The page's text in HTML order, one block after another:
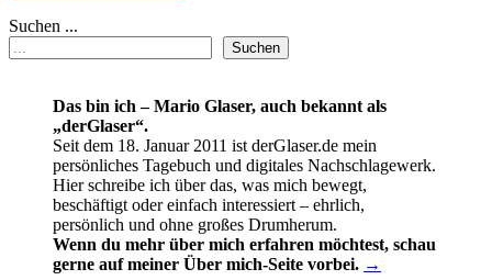
Suchen ...
Suchen
Das bin ich – Mario Glaser, auch bekannt als
„derGlaser“.
Seit dem 18. Januar 2011 ist derGlaser.de mein
persönliches Tagebuch und digitales Nachschlagewerk.
Hier schreibe ich über das, was mich bewegt,
beschäftigt oder einfach interessiert – ehrlich,
persönlich und ohne großes Drumherum.
Wenn du mehr über mich erfahren möchtest, schau
gerne auf meiner Über mich-Seite vorbei. →